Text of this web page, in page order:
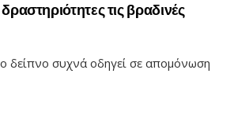
τις βραδινές
δείπνο συχνά οδηγεί σε απομόνωση